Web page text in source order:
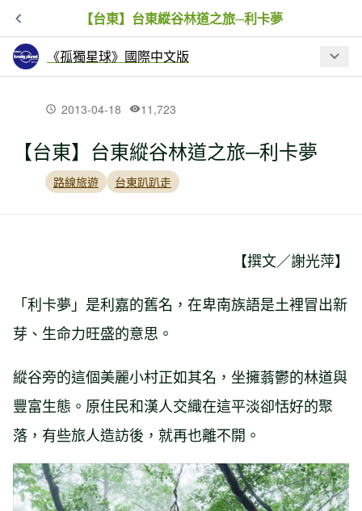
【台東】台東縱谷林道之旅─利卡夢
《孤獨星球》國際中文版
最新文章
【世界走透透】自然奇景的幕後科學－
恩戈羅恩戈羅火山口
（下）
2013-04-18 11,723
【台東】台東縱谷林道之旅─利卡夢
路線旅遊 台東趴趴走
【撰文／謝光萍】
「利卡夢」是利嘉的舊名，在卑南族語是土裡冒出新
芽、生命力旺盛的意思。
縱谷旁的這個美麗小村正如其名，坐擁蓊鬱的林道與
豐富生態。原住民和漢人交織在這平淡卻恬好的聚
落，有些旅人造訪後，就再也離不開。